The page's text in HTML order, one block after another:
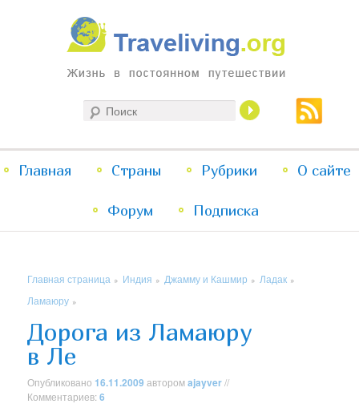
Traveliving
Жизнь в постоянном путешествии
меню
Перейти
к
Перейти
к
Главная Страны Рубрики О сайте
Форум Подписка
Главная страница » Индия » Джамму и Кашмир » Ладак »
Ламаюру »
Дорога из Ламаюру
в Ле
Опубликовано 16.11.2009 авторомajayver//
Комментариев:6